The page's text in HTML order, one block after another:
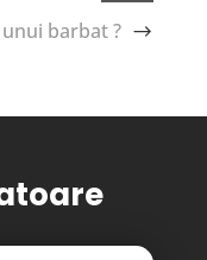
barbat ?